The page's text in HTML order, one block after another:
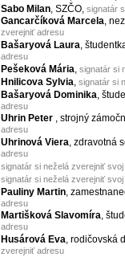
Sabo Milan , SZČO, signatár
Gancarčíková Marcela,
zverejniť adresu
Bašaryová Laura,
adresu
Pešeková Mária, signatár si
Hnilicova Sylvia, signatár si
Bašaryová Dominika ,
adresu
Uhrin Peter , strojný
adresu
Uhrinová Viera, zdravotná
adresu
signatár si neželá zverejniť svoj
signatár si neželá zverejniť svoj
Pauliny Martin ,
adresu
Martišková Slavomíra,
adresu
Husárová Eva, rodičovská
zverejniť adresu